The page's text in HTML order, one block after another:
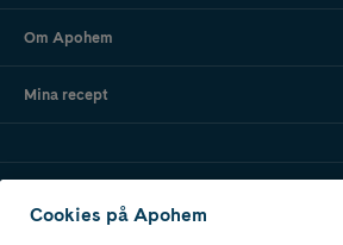
Om Apohem
Mina recept
Cookies på Apohem